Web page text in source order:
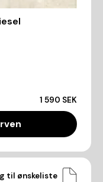
1 590 SEK
til ønskeliste